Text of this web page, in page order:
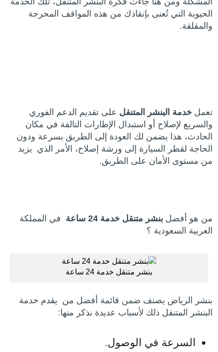
الحيوية التي تُعنى بإنقاذك من هذه المواقف المحرجة
والمقلقة.
تعملخدمة البنشر المتنقل على تقديم الدعم الفوري
والسريع لإصلاح أو استبدال الإطارات التالفة في مكان
الحادث، هذا يضمن لك العودة إلى الطريق بسرعة ودون
الحاجة لقطر السيارة إلى ورشة إصلاح، الأمر الذي يزيد
من مستوى الأمان على الطريق.
من هو أفضلبنشر متنقل خدمة 24 ساعة
في المملكة
العربية السعودية ؟
بنشر متنقل خدمة 24 ساعة
بنشر الرياض يصنف ضمن قائمة أفضل من يقدم خدمة
البنشر المتنقل ذلك لأسباب عديدة نذكر منها:
السرعة في الوصول.